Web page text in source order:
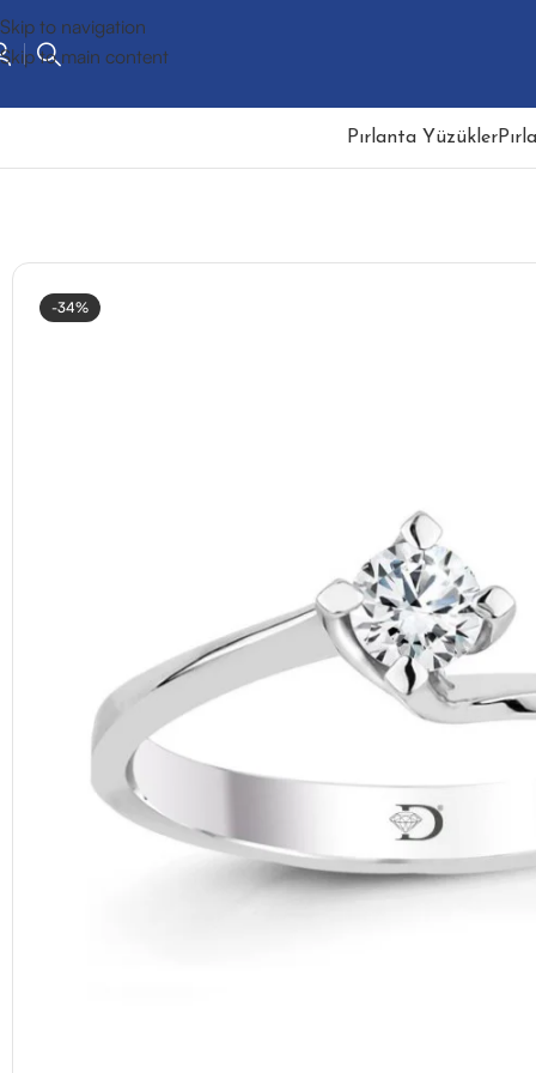
Skip to navigation
Skip to main content
Pırlanta Yüzükler
-34%